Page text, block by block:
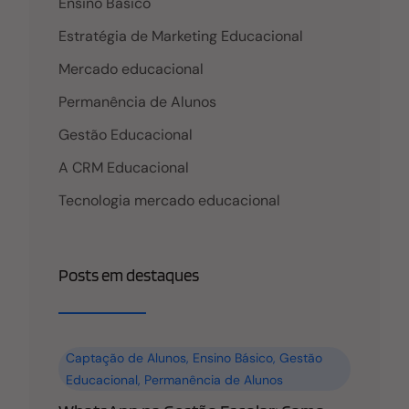
Estratégia de Marketing Educacional
Mercado educacional
Permanência de Alunos
Gestão Educacional
A CRM Educacional
Tecnologia mercado educacional
Posts em destaques
Captação de Alunos, Ensino Básico,Gestão
Educacional, Permanência de Alunos